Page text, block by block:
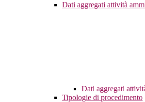
Dati aggregati attività
Dati aggregati
Tipologie di procedimento